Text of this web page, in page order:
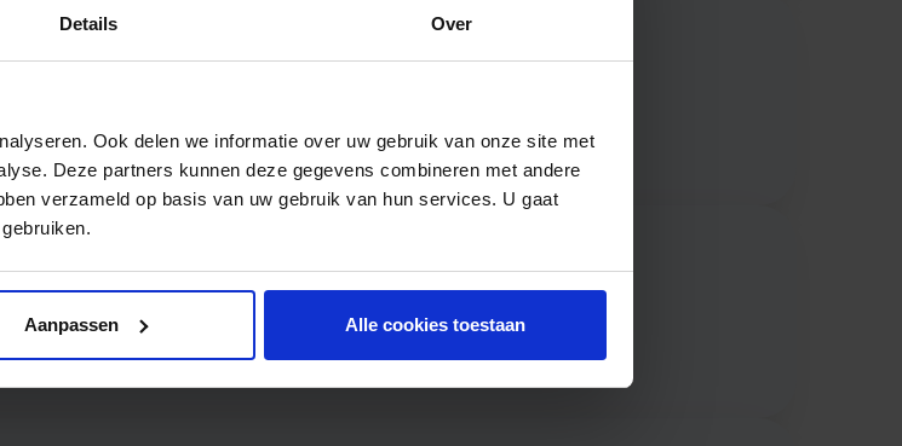
Details Over
Ook delen we informatie over uw gebruik van onze site met
Deze partners kunnen deze gegevens combineren met andere
verzameld op basis van uw gebruik van hun services. U gaat
Aanpassen Alle cookies toestaan
mentaal ondersteund worden.
inspirerende en gepassioneerde werkomgeving.